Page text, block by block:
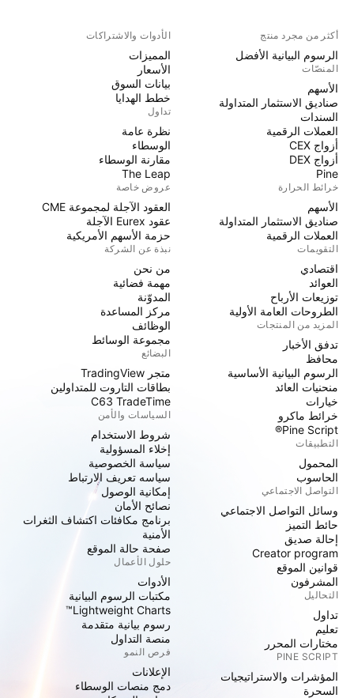
أكثر من مجرد منتج
الرسوم البيانية الأفضل
المنصّات
الأسهم
صناديق الاستثمار المتداولة
السندات
العملات الرقمية
أزواج CEX
أزواج DEX
Pine
خرائط الحرارة
الأسهم
صناديق الاستثمار المتداولة
العملات الرقمية
التقويمات
اقتصادي
العوائد
توزيعات الأرباح
الطروحات العامة الأولية
المزيد من المنتجات
تدفق الأخبار
محافظ
الرسوم البيانية الأساسية
منحنيات العائد
خيارات
خرائط ماكرو
Pine Script®
التطبيقات
المحمول
الحاسوب
التواصل الاجتماعي
وسائل التواصل الاجتماعي
حائط التميز
إحالة صديق
Creator program
قوانين الموقع
المشرفون
التحاليل
تداول
تعليم
مختارات المحرر
PINE SCRIPT
المؤشرات والاستراتيجيات
السحرة
الأدوات والاشتراكات
المميزات
الأسعار
بيانات السوق
خطط الهدايا
تداول
نظرة عامة
الوسطاء
مقارنة الوسطاء
The Leap
عروض خاصة
العقود الآجلة لمجموعة CME
عقود Eurex الآجلة
حزمة الأسهم الأمريكية
نبذة عن الشركة
من نحن
مهمة فضائية
المدوّنة
مركز المساعدة
الوظائف
مجموعة الوسائط
البضائع
متجر TradingView
بطاقات التاروت للمتداولين
C63 TradeTime
السياسات والأمن
شروط الاستخدام
إخلاء المسؤولية
سياسة الخصوصية
سياسه تعريف الارتباط
إمكانية الوصول
نصائح الأمان
برنامج مكافئات اكتشاف الثغرات
الأمنية
صفحة حالة الموقع
حلول الأعمال
الأدوات
مكتبات الرسوم البيانية
Lightweight Charts™
رسوم بيانية متقدمة
منصة التداول
فرص النمو
الإعلانات
دمج منصات الوسطاء